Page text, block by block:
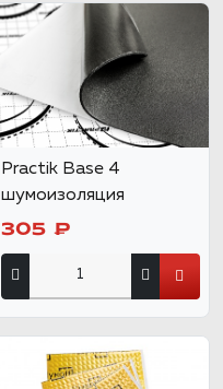
Practik Base 4
шумоизоляция
305 ₽